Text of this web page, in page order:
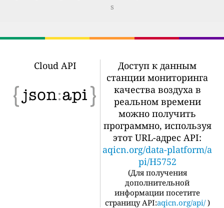
s
Cloud API
Доступ к данным
станции мониторинга
качества воздуха в
реальном времени
можно получить
программно, используя
этот URL-адрес API:
aqicn.org/data-platform/a
pi/H5752
(Для получения
дополнительной
информации посетите
страницу API:aqicn.org/api/ )